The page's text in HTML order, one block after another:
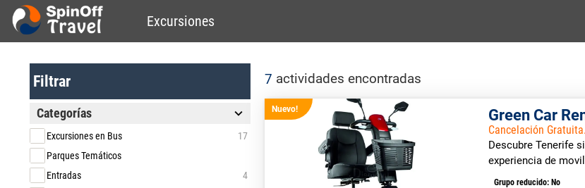
Excursiones
Filtrar
Categorías
Excursiones en Bus
17
Parques Temáticos
Entradas
4
7 actividades encontradas
Nuevo! Green Car
Cancelación Gratuita.
Descubre Tenerife
experiencia de
Grupo reducido: No